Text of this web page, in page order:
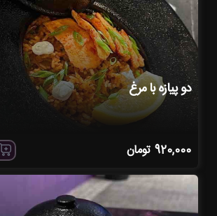
دو پیازه با مرغ
920,000 تومان